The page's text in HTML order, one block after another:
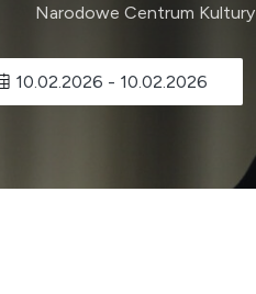
Narodowe Centrum
10.02.2026 - 10.02.2026